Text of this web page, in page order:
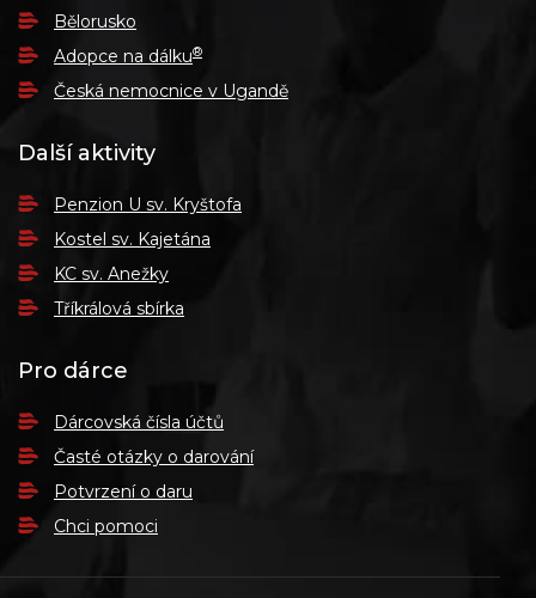
Bělorusko
Adopce na dálku®
Česká nemocnice v Ugandě
Další aktivity
Penzion U sv. Kryštofa
Kostel sv. Kajetána
KC sv. Anežky
Tříkrálová sbírka
Pro dárce
Dárcovská čísla účtů
Časté otázky o darování
Potvrzení o daru
Chci pomoci